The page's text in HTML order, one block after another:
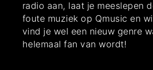
radio aan, laat je meeslepen
foute muziek op Qmusic en
vind je wel een nieuw genre
helemaal fan van wordt!